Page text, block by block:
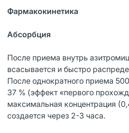
Фармакокинетика
Абсорбция
После приема внутрь
всасывается и быстро
После однократного приема
37 % (эффект «первого
максимальная концентрация
создается через 2-3 часа.